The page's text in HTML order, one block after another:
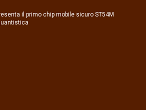
il primo chip mobile sicuro ST54M